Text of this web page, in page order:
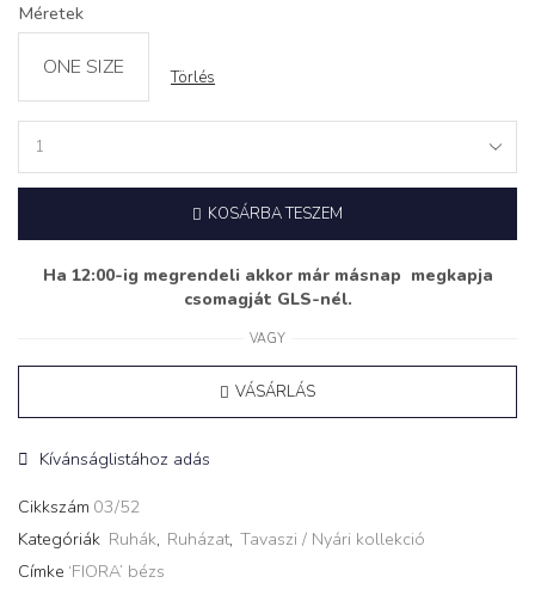
Méretek
ONE SIZE Törlés
‘FIORA’
quantity
KOSÁRBA TESZEM
Ha 12:00-ig megrendeli akkor már másnap megkapja
csomagját GLS-nél.
VAGY
VÁSÁRLÁS
Kívánságlistához adás
Cikkszám 03/52
Kategóriák Ruhák, Ruházat, Tavaszi / Nyári kollekció
Címke ‘FIORA’ bézs